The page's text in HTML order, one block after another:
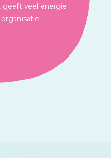
veel energie